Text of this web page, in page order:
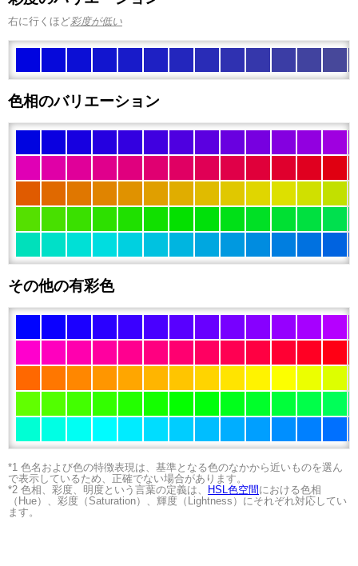
右に行くほど彩度が低い
色相のバリエーション
その他の有彩色
*1 色名および色の特徴表現は、基準となる色のなかから近いものを選ん
で表示しているため、正確でない場合があります。
*2 色相、彩度、明度という言葉の定義は、
HSL色空間 における色相
（Hue）、彩度（Saturation）、輝度（Lightness）にそれぞれ対応してい
ます。